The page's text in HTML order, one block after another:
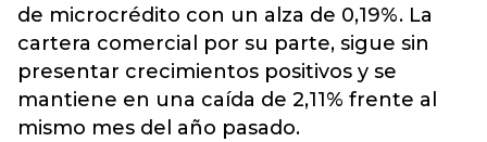
de microcrédito con un alza de 0,19%. La
cartera comercial por su parte, sigue sin
presentar crecimientos positivos y se
mantiene en una caída de 2,11% frente al
mismo mes del año pasado.